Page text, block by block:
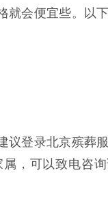
就会便宜些。以
议登录北京殡葬
，可以致电咨